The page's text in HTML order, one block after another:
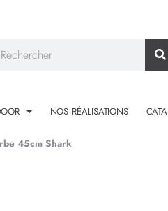
NOS RÉALISATIONS
45cm Shark